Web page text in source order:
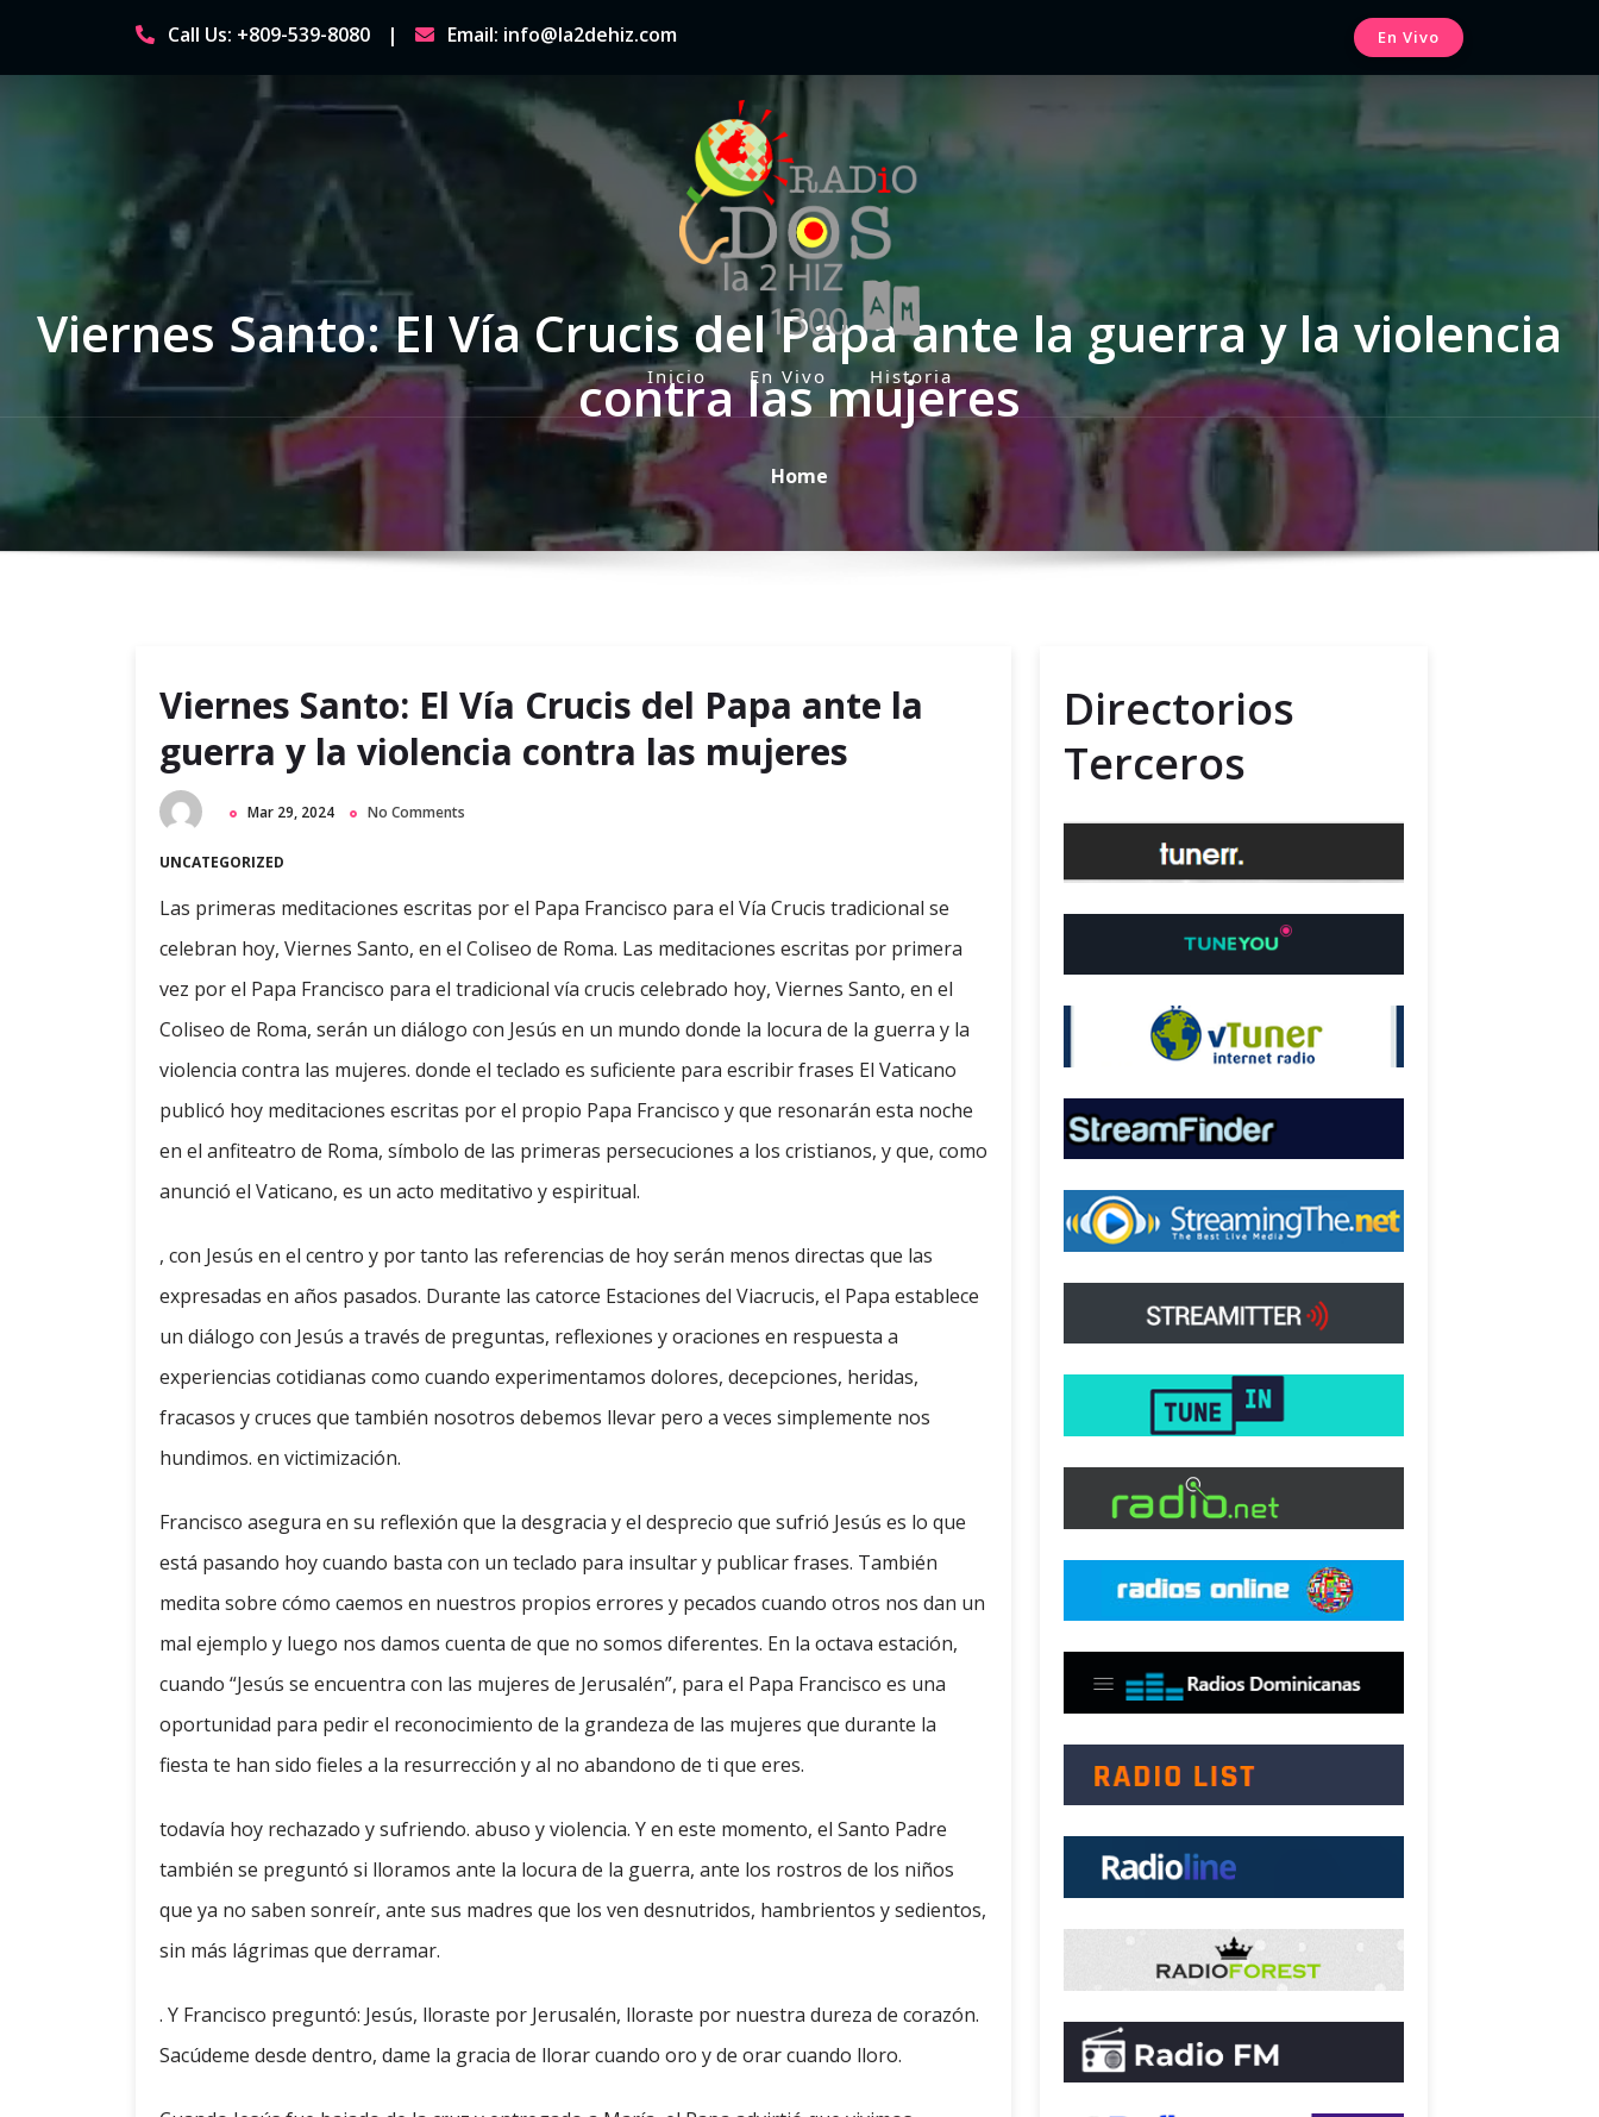
content
Call Us: +809-539-8080 Email: info@la2dehiz.com En Vivo
P
r
i
a
r
u
Inicio En Vivo Historia
Viernes Santo: El Vía Crucis del Papa ante la guerra y la violencia
contra las mujeres
Home
Viernes Santo: El Vía Crucis del Papa ante la
guerra y la violencia contra las mujeres
Mar 29, 2024 No Comments
UNCATEGORIZED
Las primeras meditaciones escritas por el Papa Francisco para el Vía Crucis tradicional se
celebran hoy, Viernes Santo, en el Coliseo de Roma. Las meditaciones escritas por primera
vez por el Papa Francisco para el tradicional vía crucis celebrado hoy, Viernes Santo, en el
Coliseo de Roma, serán un diálogo con Jesús en un mundo donde la locura de la guerra y la
violencia contra las mujeres. donde el teclado es suficiente para escribir frases El Vaticano
publicó hoy meditaciones escritas por el propio Papa Francisco y que resonarán esta noche
en el anfiteatro de Roma, símbolo de las primeras persecuciones a los cristianos, y que, como
anunció el Vaticano, es un acto meditativo y espiritual.
, con Jesús en el centro y por tanto las referencias de hoy serán menos directas que las
expresadas en años pasados. Durante las catorce Estaciones del Viacrucis, el Papa establece
un diálogo con Jesús a través de preguntas, reflexiones y oraciones en respuesta a
experiencias cotidianas como cuando experimentamos dolores, decepciones, heridas,
fracasos y cruces que también nosotros debemos llevar pero a veces simplemente nos
hundimos. en victimización.
Francisco asegura en su reflexión que la desgracia y el desprecio que sufrió Jesús es lo que
está pasando hoy cuando basta con un teclado para insultar y publicar frases. También
medita sobre cómo caemos en nuestros propios errores y pecados cuando otros nos dan un
mal ejemplo y luego nos damos cuenta de que no somos diferentes. En la octava estación,
cuando “Jesús se encuentra con las mujeres de Jerusalén”, para el Papa Francisco es una
oportunidad para pedir el reconocimiento de la grandeza de las mujeres que durante la
fiesta te han sido fieles a la resurrección y al no abandono de ti que eres.
todavía hoy rechazado y sufriendo. abuso y violencia. Y en este momento, el Santo Padre
también se preguntó si lloramos ante la locura de la guerra, ante los rostros de los niños
que ya no saben sonreír, ante sus madres que los ven desnutridos, hambrientos y sedientos,
sin más lágrimas que derramar.
. Y Francisco preguntó: Jesús, lloraste por Jerusalén, lloraste por nuestra dureza de corazón.
Sacúdeme desde dentro, dame la gracia de llorar cuando oro y de orar cuando lloro.
Directorios
Terceros